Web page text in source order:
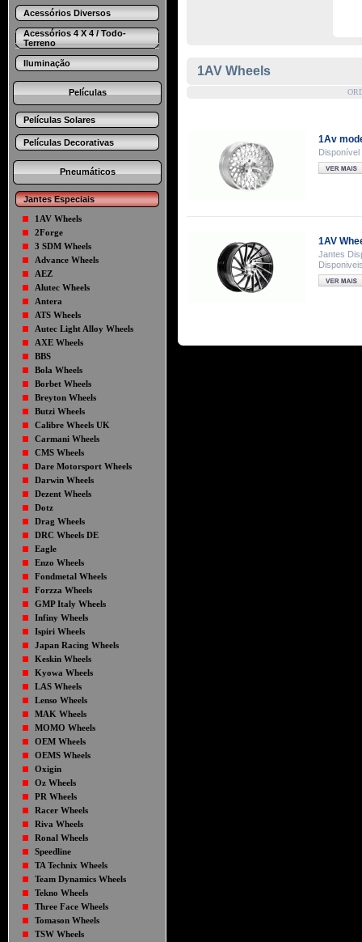
Acessórios Diversos
Acessórios 4 X 4 / Todo-
Terreno
Iluminação
Películas
Películas Solares
Películas Decorativas
Pneumáticos
Jantes Especiais
1AV Wheels
2Forge
3 SDM Wheels
Advance Wheels
AEZ
Alutec Wheels
Antera
ATS Wheels
Autec Light Alloy Wheels
AXE Wheels
BBS
Bola Wheels
Borbet Wheels
Breyton Wheels
Butzi Wheels
Calibre Wheels UK
Carmani Wheels
CMS Wheels
Dare Motorsport Wheels
Darwin Wheels
Dezent Wheels
Dotz
Drag Wheels
DRC Wheels DE
Eagle
Enzo Wheels
Fondmetal Wheels
Forzza Wheels
GMP Italy Wheels
Infiny Wheels
Ispiri Wheels
Japan Racing Wheels
Keskin Wheels
Kyowa Wheels
LAS Wheels
Lenso Wheels
MAK Wheels
MOMO Wheels
OEM Wheels
OEMS Wheels
Oxigin
Oz Wheels
PR Wheels
Racer Wheels
Riva Wheels
Ronal Wheels
Speedline
TA Technix Wheels
Team Dynamics Wheels
Tekno Wheels
Three Face Wheels
Tomason Wheels
TSW Wheels
1AV Wheels
1Av
1AV
Jantes